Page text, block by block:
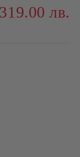
319.00 лв.